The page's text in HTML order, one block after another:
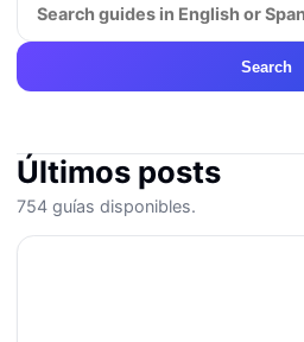
Search
Últimos posts
754 guías disponibles.